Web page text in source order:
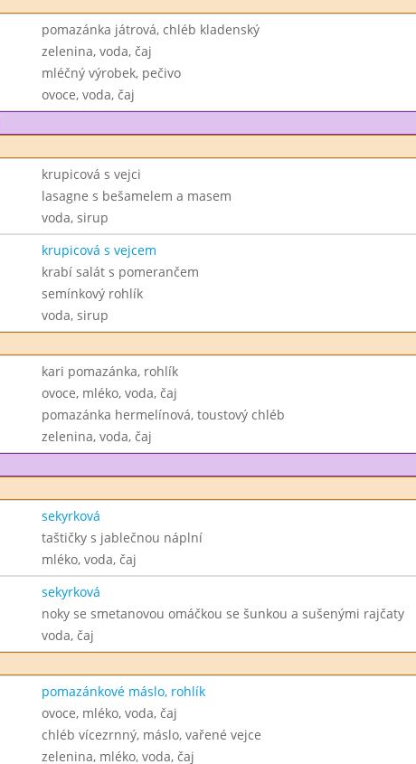
pomazánka játrová, chléb kladenský
zelenina, voda, čaj
mléčný výrobek, pečivo
ovoce, voda, čaj
krupicová s vejci
lasagne s bešamelem a masem
voda, sirup
krupicová s vejcem
krabí salát s pomerančem
semínkový rohlík
voda, sirup
kari pomazánka, rohlík
ovoce, mléko, voda, čaj
pomazánka hermelínová, toustový chléb
zelenina, voda, čaj
sekyrková
taštičky s jablečnou náplní
mléko, voda, čaj
sekyrková
noky se smetanovou omáčkou se šunkou a sušenými rajčaty
voda, čaj
pomazánkové máslo, rohlík
ovoce, mléko, voda, čaj
chléb vícezrnný, máslo, vařené vejce
zelenina, mléko, voda, čaj